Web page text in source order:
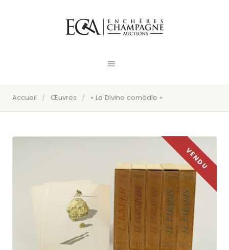
Accueil / Œuvres / « La Divine comédie »